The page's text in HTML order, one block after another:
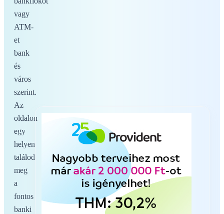
vagy
ATM-
et
bank
és
város
szerint.
Az
oldalon
egy
helyen
találod
meg
a
fontos
banki